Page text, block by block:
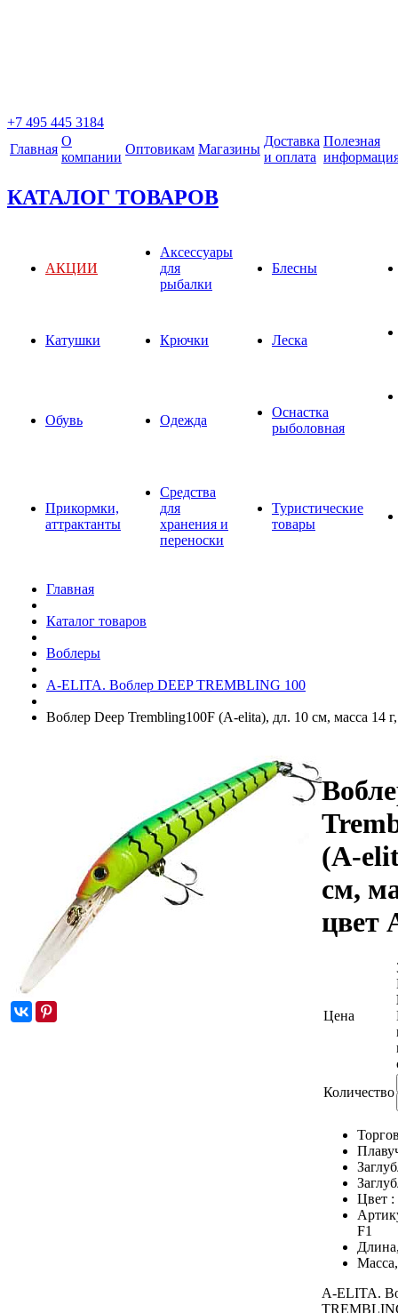
+7 495 445 3184
Главная
О
компании
Оптовикам Магазины
Доставка
и оплата
Полезная
КАТАЛОГ ТОВАРОВ
АКЦИИ
Аксессуары
для
рыбалки
Блесны
Катушки Крючки Леска
Обувь Одежда
Оснастка
рыболовная
Прикормки,
аттрактанты
Средства
для
хранения и
переноски
Туристические
товары
Главная
Каталог товаров
Воблеры
A-ELITA. Воблер DEEP TREMBLING 100
Воблер Deep Trembling100F (A-elita), дл. 10 см, масса 14
(A-
см,
цвет
Цена
Количество
Цвет :
F1
A-ELITA.